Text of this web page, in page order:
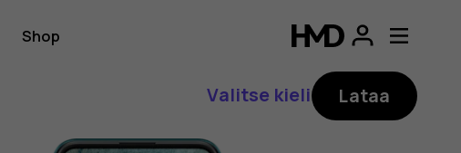
Shop
Valitse kieli Lataa